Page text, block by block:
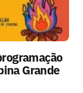
Grande